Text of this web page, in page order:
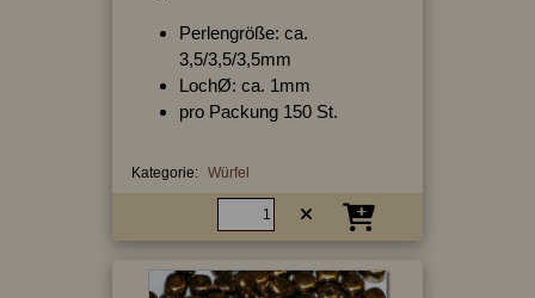
Perlengröße: ca.
3,5/3,5/3,5mm
LochØ: ca. 1mm
pro Packung 150 St.
Kategorie: Würfel